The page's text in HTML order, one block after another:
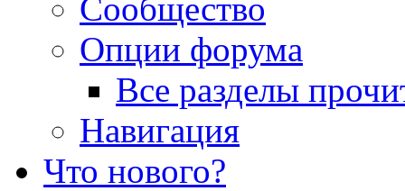
Сообщество
Опции форума
Все разделы
Навигация
Что нового?